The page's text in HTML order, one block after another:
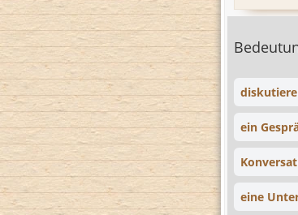
ein
eine